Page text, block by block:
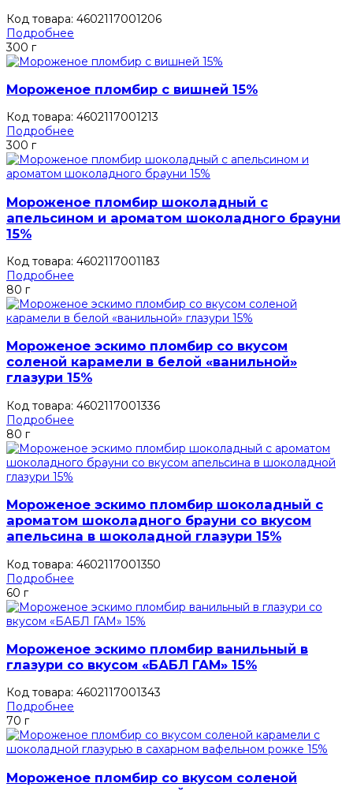
Код товара: 4602117001206
Подробнее
300 г
Мороженое пломбир с вишней 15%
Код товара: 4602117001213
Подробнее
300 г
Мороженое пломбир шоколадный с
апельсином и ароматом шоколадного брауни
15%
Код товара: 4602117001183
Подробнее
80 г
Мороженое эскимо пломбир со вкусом
соленой карамели в белой «ванильной»
глазури 15%
Код товара: 4602117001336
Подробнее
80 г
Мороженое эскимо пломбир шоколадный с
ароматом шоколадного брауни со вкусом
апельсина в шоколадной глазури 15%
Код товара: 4602117001350
Подробнее
60 г
Мороженое эскимо пломбир ванильный в
глазури со вкусом «БАБЛ ГАМ» 15%
Код товара: 4602117001343
Подробнее
70 г
Мороженое пломбир со вкусом соленой